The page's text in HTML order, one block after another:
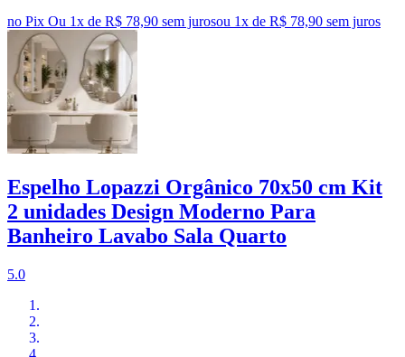
no Pix Ou 1x de R$ 78,90 sem jurosou 1x de R$ 78,90 sem juros
Espelho Lopazzi Orgânico 70x50 cm Kit
2 unidades Design Moderno Para
Banheiro Lavabo Sala Quarto
5.0